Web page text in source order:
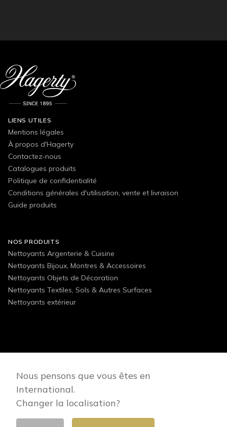
LIENS UTILES
Mentions légales
À propos d'Hagerty
Contactez-nous
Catalogues produits
Politique de confidentialité
Conditions générales d'utilisation, vente et livraison
Guide produits
NOS PRODUITS
Nettoyants Argenterie & Cuisine
Nettoyants Bijoux, Montres & Accessoires
Nettoyants Objets de Décoration
Nettoyants Textiles, Sols & Autres Surfaces
Nettoyants extérieur
FOLLOW US
Nous pensons que vous êtes en
International.
Changer la localisation?